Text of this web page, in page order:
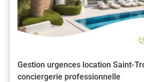
Gestion urgences location Saint-
conciergerie professionnelle